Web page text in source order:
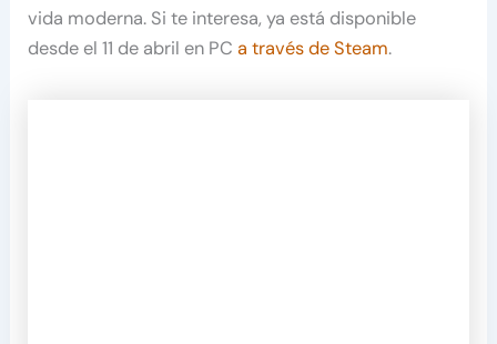
vida moderna. Si te interesa, ya está disponible
desde el 11 de abril en PCa través de Steam.